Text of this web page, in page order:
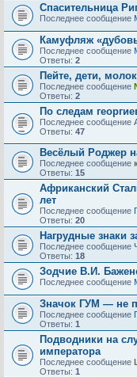
Спасительница
Последнее сообщение
Камуфляж
Последнее сообщение
Ответы: 2
Пейте, дети,
Последнее сообщение
Ответы: 2
По следам
Последнее сообщение
Ответы: 47
Весёлый Роджер
Последнее сообщение
Ответы: 15
Африканский
лет
Последнее сообщение
Ответы: 20
Нагрудные знаки
Последнее сообщение
Ответы: 18
Зодчие В.И.
Последнее сообщение
Значок ГУМ — не
Последнее сообщение
Ответы: 1
Подводники на
императора
Последнее сообщение
Ответы: 1